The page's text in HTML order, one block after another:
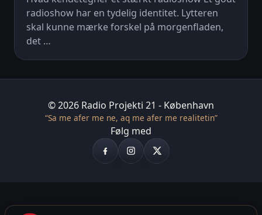
radioshow har en tydelig identitet. Lytteren
skal kunne mærke forskel på morgenfladen,
det …
© 2026 Radio Projekti 21 - København
“Sa me afer me ne, aq me afer me realitetin”
Følg med